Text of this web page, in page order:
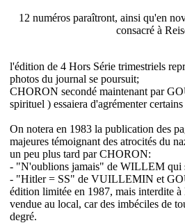
12 numéros paraîtront, ainsi qu'en
consacré à
l'édition de 4 Hors Série trimestriels
photos du journal se poursuit;
CHORON secondé maintenant par
spirituel ) essaiera d'agrémenter
On notera en 1983 la publication des
majeures témoignant des atrocités du
un peu plus tard par CHORON:
- "N'oublions jamais" de WILLEM qui
- "Hitler = SS" de VUILLEMIN et
édition limitée en 1987, mais interdite
vendue au local, car des imbéciles de
degré.